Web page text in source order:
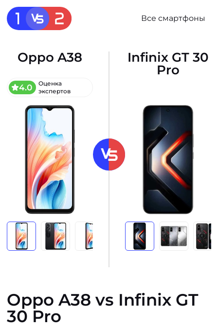
Все смартфоны
Oppo A38
4.0
Оценка
экспертов
Infinix GT 30
Pro
Oppo A38 vs Infinix GT
30 Pro